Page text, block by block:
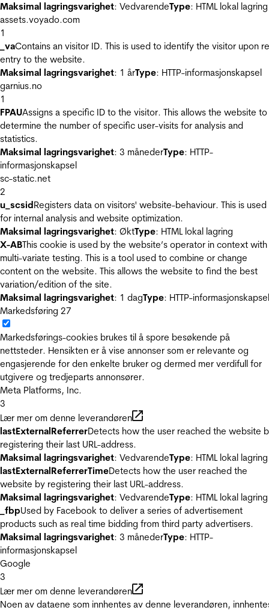
Maksimal lagringsvarighet: VedvarendeType: HTML lokal lagring
assets.voyado.com
1
_vaContains an visitor ID. This is used to identify the visitor upon
entry to the website.
Maksimal lagringsvarighet: 1 årType: HTTP-informasjonskapsel
garnius.no
1
FPAUAssigns a specific ID to the visitor. This allows the website to
determine the number of specific user-visits for analysis and
statistics.
Maksimal lagringsvarighet: 3 månederType: HTTP-
informasjonskapsel
sc-static.net
2
u_scsidRegisters data on visitors' website-behaviour. This is used
for internal analysis and website optimization.
Maksimal lagringsvarighet: ØktType: HTML lokal lagring
X-ABThis cookie is used by the website’s operator in context with
multi-variate testing. This is a tool used to combine or change
content on the website. This allows the website to find the best
variation/edition of the site.
Maksimal lagringsvarighet: 1 dagType: HTTP-informasjonskapsel
Markedsføring 27
Markedsførings-cookies brukes til å spore besøkende på
nettsteder. Hensikten er å vise annonser som er relevante og
engasjerende for den enkelte bruker og dermed mer verdifull for
utgivere og tredjeparts annonsører.
Meta Platforms, Inc.
3
Lær mer om denne leverandøren
lastExternalReferrerDetects how the user reached the website
registering their last URL-address.
Maksimal lagringsvarighet: VedvarendeType: HTML lokal lagring
lastExternalReferrerTimeDetects how the user reached the
website by registering their last URL-address.
Maksimal lagringsvarighet: VedvarendeType: HTML lokal lagring
_fbpUsed by Facebook to deliver a series of advertisement
products such as real time bidding from third party advertisers.
Maksimal lagringsvarighet: 3 månederType: HTTP-
informasjonskapsel
Google
3
Lær mer om denne leverandøren
Noen av dataene som innhentes av denne leverandøren,